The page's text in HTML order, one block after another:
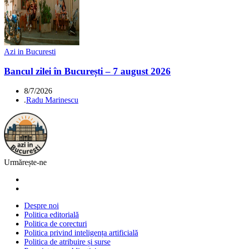
Azi in Bucuresti
Bancul zilei în București – 7 august 2026
8/7/2026
.Radu Marinescu
Urmărește-ne
Despre noi
Politica editorială
Politica de corecturi
Politica privind inteligența artificială
Politica de atribuire și surse